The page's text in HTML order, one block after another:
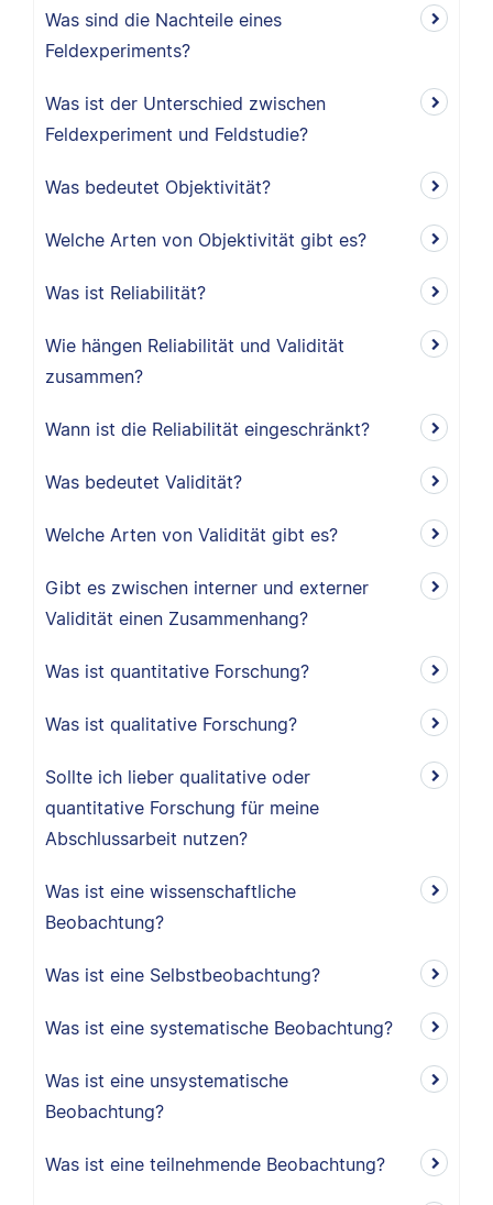
Was sind die Nachteile eines
Feldexperiments?
Was ist der Unterschied zwischen
Feldexperiment und Feldstudie?
Was bedeutet Objektivität?
Welche Arten von Objektivität gibt es?
Was ist Reliabilität?
Wie hängen Reliabilität und Validität
zusammen?
Wann ist die Reliabilität eingeschränkt?
Was bedeutet Validität?
Welche Arten von Validität gibt es?
Gibt es zwischen interner und externer
Validität einen Zusammenhang?
Was ist quantitative Forschung?
Was ist qualitative Forschung?
Sollte ich lieber qualitative oder
quantitative Forschung für meine
Abschlussarbeit nutzen?
Was ist eine wissenschaftliche
Beobachtung?
Was ist eine Selbstbeobachtung?
Was ist eine systematische Beobachtung?
Was ist eine unsystematische
Beobachtung?
Was ist eine teilnehmende Beobachtung?